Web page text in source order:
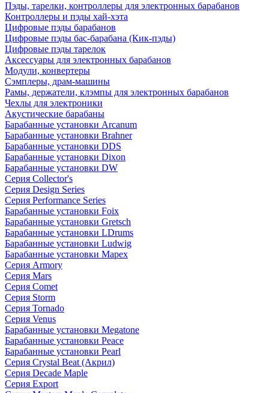
Пэды, тарелки, контроллеры для электронных барабанов
Контроллеры и пэды хай-хэта
Цифровые пэды барабанов
Цифровые пэды бас-барабана (Кик-пэды)
Цифровые пэды тарелок
Аксессуары для электронных барабанов
Модули, конвертеры
Сэмплеры, драм-машины
Рамы, держатели, клэмпы для электронных барабанов
Чехлы для электроники
Акустические барабаны
Барабанные установки Arcanum
Барабанные установки Brahner
Барабанные установки DDS
Барабанные установки Dixon
Барабанные установки DW
Серия Collector's
Серия Design Series
Серия Performance Series
Барабанные установки Foix
Барабанные установки Gretsch
Барабанные установки LDrums
Барабанные установки Ludwig
Барабанные установки Mapex
Серия Armory
Серия Mars
Серия Comet
Серия Storm
Серия Tornado
Серия Venus
Барабанные установки Megatone
Барабанные установки Peace
Барабанные установки Pearl
Серия Crystal Beat (Акрил)
Серия Decade Maple
Серия Export